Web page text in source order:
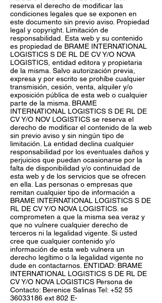
reserva el derecho de modificar las
condiciones legales que se exponen en
este documento sin previo aviso. Propiedad
legal y copyright. Limitación de
responsabilidad. Esta web y su contenido
es propiedad de BRAME INTERNATIONAL
LOGISTICS S DE RL DE CV Y/O NOVA
LOGISTICS, entidad editora y propietaria
de la misma. Salvo autorización previa,
expresa y por escrito se prohíbe cualquier
transmisión, cesión, venta, alquiler y/o
exposición pública de esta web o cualquier
parte de la misma. BRAME
INTERNATIONAL LOGISTICS S DE RL DE
CV Y/O NOV LOGISTICS se reserva el
derecho de modificar el contenido de la web
sin previo aviso y sin ningún tipo de
limitación. La entidad declina cualquier
responsabilidad por los eventuales daños y
perjuicios que puedan ocasionarse por la
falta de disponibilidad y/o continuidad de
esta web y de los servicios que se ofrecen
en ella. Las personas o empresas que
remitan cualquier tipo de información a
BRAME INTERNATIONAL LOGISTICS S DE
RL DE CV Y/O NOVA LOGISTICS. se
comprometen a que la misma sea veraz y
que no vulnere cualquier derecho de
terceros ni la legalidad vigente. Si usted
cree que cualquier contenido y/o
información de esta web vulnera un
derecho legítimo o la legalidad vigente no
dude en contactarnos. ENTIDAD: BRAME
INTERNATIONAL LOGISTICS S DE RL DE
CV Y/O NOVA LOGISTICS Persona de
Contacto: Berenice Salinas Tel: +52 55
36033186 ext 802 E-